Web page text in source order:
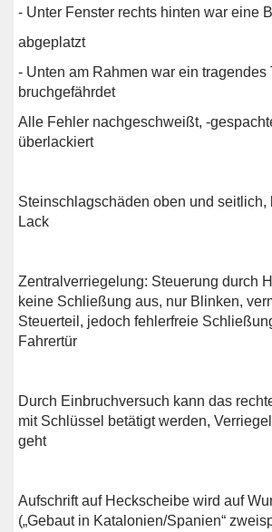
- Unter Fenster rechts hinten war eine
abgeplatzt
- Unten am Rahmen war ein tragendes
bruchgefährdet
Alle Fehler nachgeschweißt, -
überlackiert
Steinschlagschäden oben und seitlich,
Lack
Zentralverriegelung: Steuerung durch
keine Schließung aus, nur Blinken,
Steuerteil, jedoch fehlerfreie
Fahrertür
Durch Einbruchversuch kann das
mit Schlüssel betätigt werden,
geht
Aufschrift auf Heckscheibe wird auf
(„Gebaut in Katalonien/Spanien“